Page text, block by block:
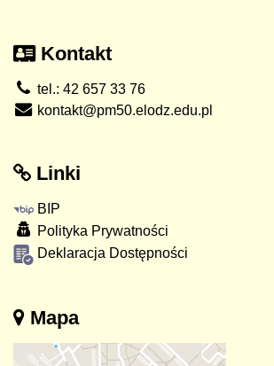
Kontakt
tel.: 42 657 33 76
kontakt@pm50.elodz.edu.pl
Linki
BIP
Polityka Prywatności
Deklaracja Dostępności
Mapa